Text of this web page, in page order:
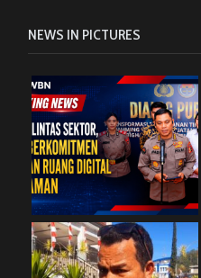
NEWS IN PICTURES